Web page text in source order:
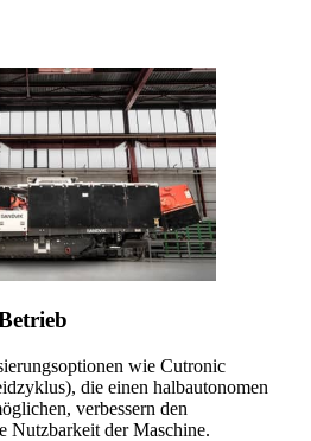
wie Cutronic
die einen halbautonomen
verbessern den
Nutzbarkeit der Maschine.